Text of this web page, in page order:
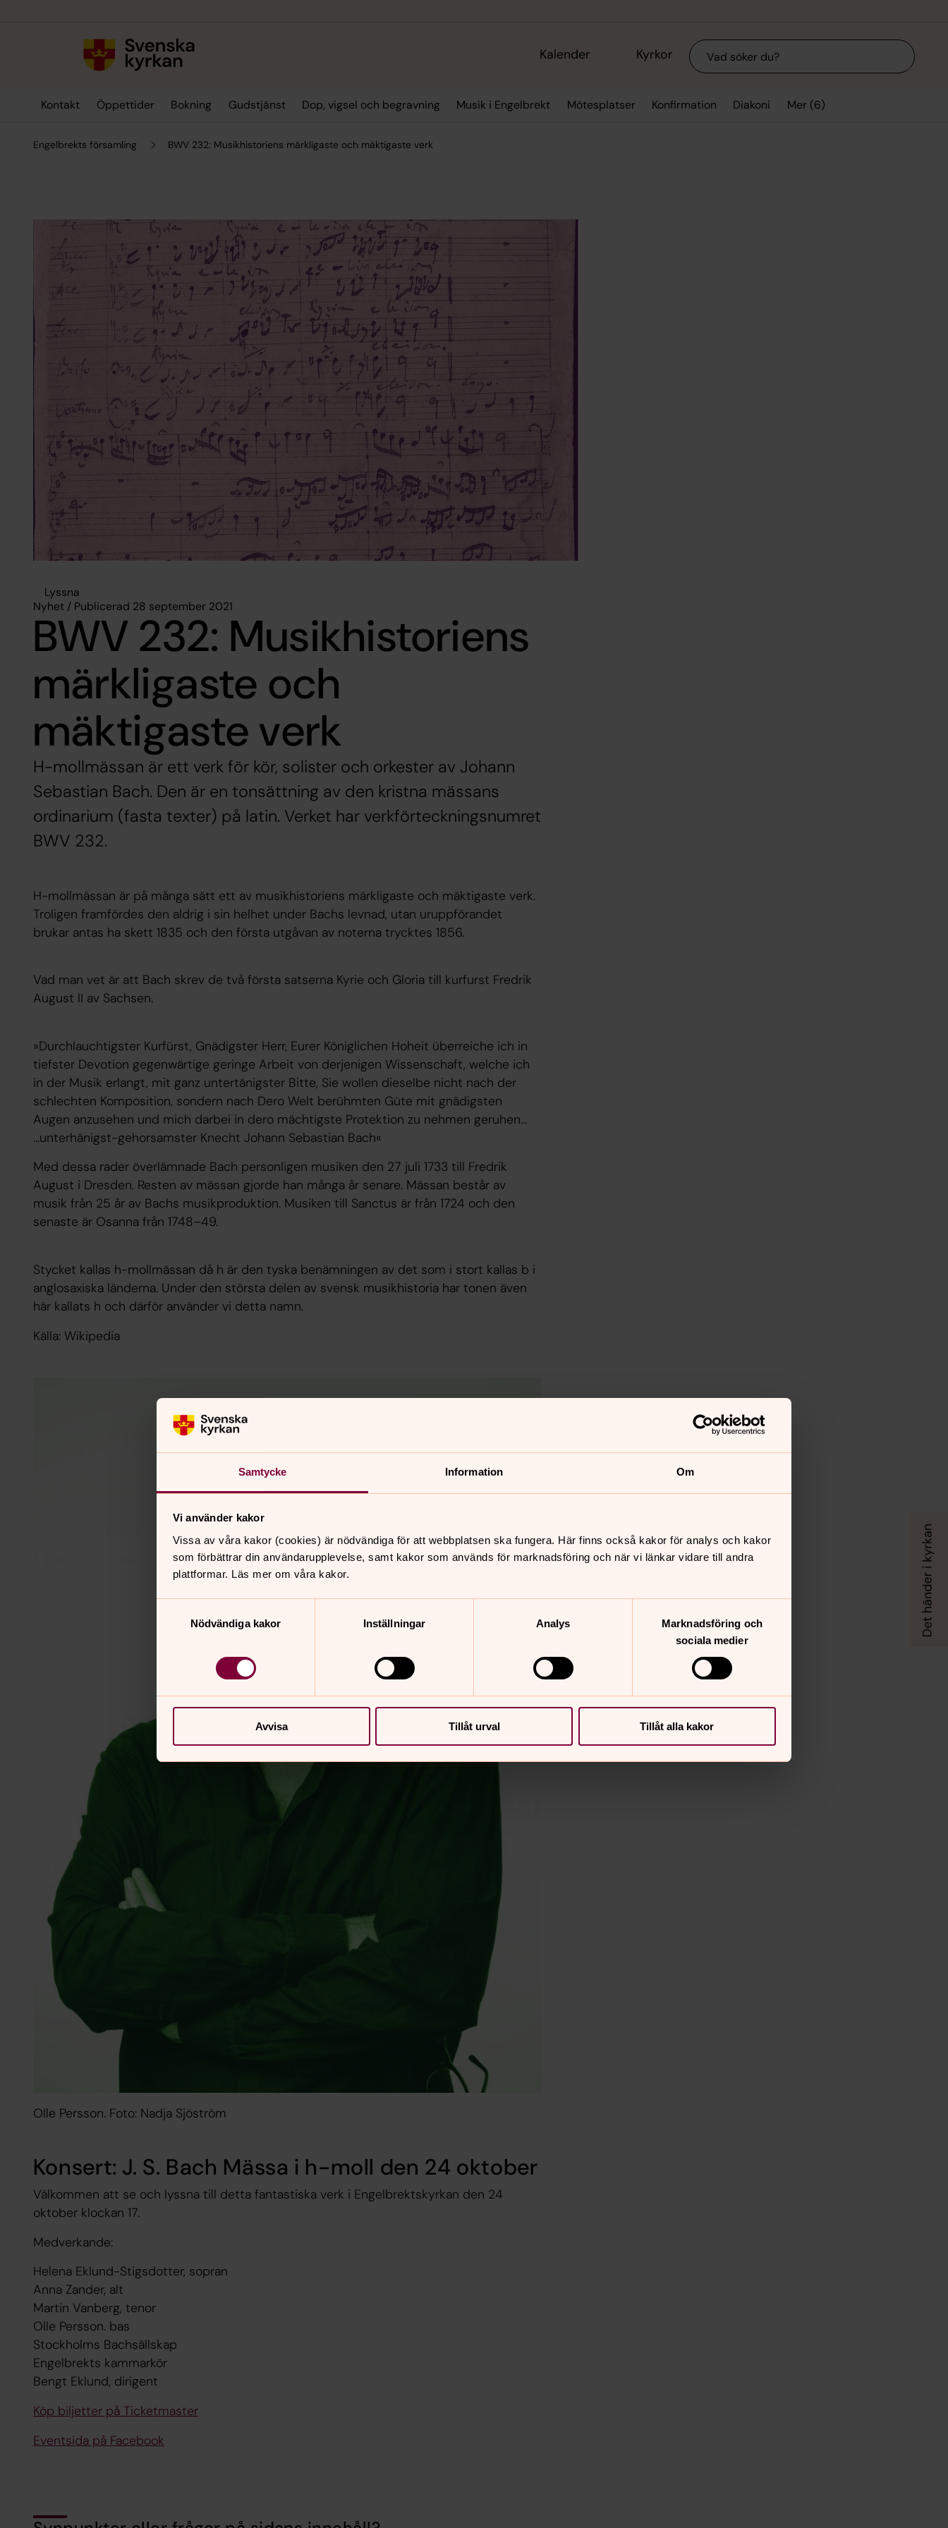
Samtycke Information Om
Vi använder kakor
Vissa av våra kakor (cookies) är nödvändiga för att webbplatsen ska fungera. Här finns också kakor för analys och kakor
som förbättrar din användarupplevelse, samt kakor som används för marknadsföring och när vi länkar vidare till andra
plattformar. Läs mer om våra kakor.
Nödvändiga kakor
Inställningar Analys
Marknadsföring och
sociala medier
Avvisa Tillåt urval Tillåt alla kakor
Kalender Kyrkor Sök
Kontakt Öppettider Bokning Gudstjänst Dop, vigsel och begravning Musik i Engelbrekt Mötesplatser Konfirmation Diakoni Mer (6)
Engelbrekts församling BWV 232: Musikhistoriens märkligaste och mäktigaste verk
Lyssna
Nyhet / Publicerad 28 september 2021
BWV 232: Musikhistoriens
märkligaste och
mäktigaste verk
H-mollmässan är ett verk för kör, solister och orkester av Johann
Sebastian Bach. Den är en tonsättning av den kristna mässans
ordinarium (fasta texter) på latin. Verket har verkförteckningsnumret
BWV 232.
H-mollmässan är på många sätt ett av musikhistoriens märkligaste och mäktigaste verk.
Troligen framfördes den aldrig i sin helhet under Bachs levnad, utan uruppförandet
brukar antas ha skett 1835 och den första utgåvan av noterna trycktes 1856.
Vad man vet är att Bach skrev de två första satserna Kyrie och Gloria till kurfurst Fredrik
August II av Sachsen.
»Durchlauchtigster Kurfürst, Gnädigster Herr, Eurer Königlichen Hoheit überreiche ich in
tiefster Devotion gegenwärtige geringe Arbeit von derjenigen Wissenschaft, welche ich
in der Musik erlangt, mit ganz untertänigster Bitte, Sie wollen dieselbe nicht nach der
schlechten Komposition, sondern nach Dero Welt berühmten Güte mit gnädigsten
Augen anzusehen und mich darbei in dero mächtigste Protektion zu nehmen geruhen...
...unterhänigst-gehorsamster Knecht Johann Sebastian Bach«
Med dessa rader överlämnade Bach personligen musiken den 27 juli 1733 till Fredrik
August i Dresden. Resten av mässan gjorde han många år senare. Mässan består av
musik från 25 år av Bachs musikproduktion. Musiken till Sanctus är från 1724 och den
senaste är Osanna från 1748–49.
Stycket kallas h-mollmässan då h är den tyska benämningen av det som i stort kallas b i
anglosaxiska länderna. Under den största delen av svensk musikhistoria har tonen även
här kallats h och därför använder vi detta namn.
Källa: Wikipedia
Olle Persson. Foto: Nadja Sjöström
Konsert: J. S. Bach Mässa i h-moll den 24 oktober
Välkommen att se och lyssna till detta fantastiska verk i Engelbrektskyrkan den 24
oktober klockan 17.
Medverkande:
Helena Eklund-Stigsdotter, sopran
Anna Zander, alt
Martin Vanberg, tenor
Olle Persson. bas
Stockholms Bachsällskap
Engelbrekts kammarkör
Bengt Eklund, dirigent
Köp biljetter på Ticketmaster
Eventsida på Facebook